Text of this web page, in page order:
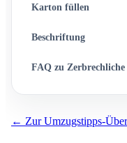
Karton füllen
Beschriftung
FAQ zu
← Zur Umzugstipps-